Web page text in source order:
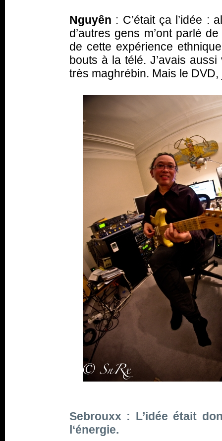
Nguyên : C’était ça l’idée :
d’autres gens m’ont parlé
de cette expérience
bouts à la télé. J’avais
très maghrébin. Mais le DVD,
Sebrouxx : L’idée était
l‘énergie.